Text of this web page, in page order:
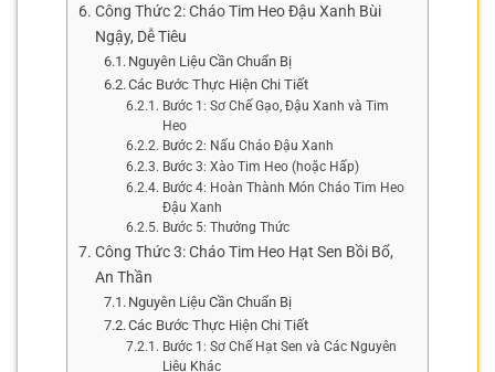
Công Thức 2: Cháo Tim Heo Đậu Xanh Bùi
Ngậy, Dễ Tiêu
Nguyên Liệu Cần Chuẩn Bị
Các Bước Thực Hiện Chi Tiết
Bước 1: Sơ Chế Gạo, Đậu Xanh và Tim
Heo
Bước 2: Nấu Cháo Đậu Xanh
Bước 3: Xào Tim Heo (hoặc Hấp)
Bước 4: Hoàn Thành Món Cháo Tim Heo
Đậu Xanh
Bước 5: Thưởng Thức
Công Thức 3: Cháo Tim Heo Hạt Sen Bồi Bổ,
An Thần
Nguyên Liệu Cần Chuẩn Bị
Các Bước Thực Hiện Chi Tiết
Bước 1: Sơ Chế Hạt Sen và Các Nguyên
Liệu Khác